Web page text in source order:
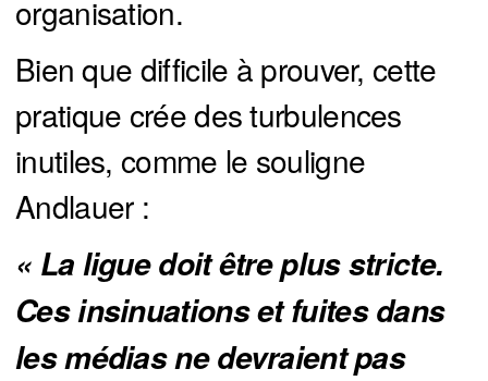
organisation.
Bien que difficile à prouver, cette
pratique crée des turbulences
inutiles, comme le souligne
Andlauer :
« La ligue doit être plus stricte.
Ces insinuations et fuites dans
les médias ne devraient pas